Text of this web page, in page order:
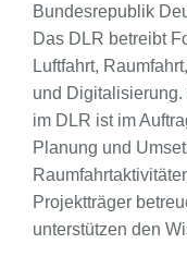
Bundesrepublik
Das DLR betreibt
Luftfahrt,
und
im DLR ist im
Planung und
Projektträger
unterstützen den